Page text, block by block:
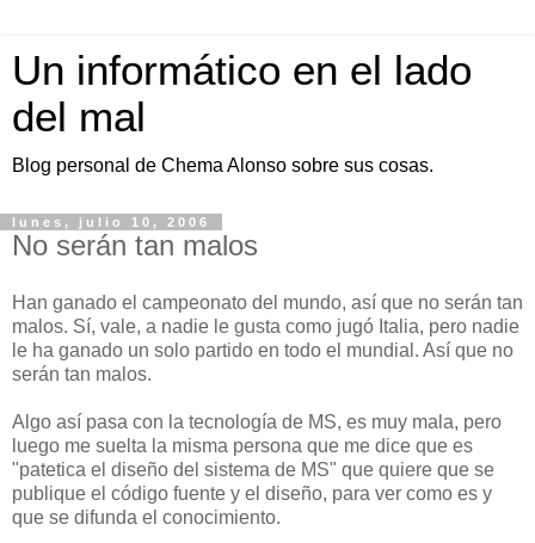
Un informático en el lado
del mal
Blog personal de Chema Alonso sobre sus cosas.
lunes, julio 10, 2006
No serán tan malos
Han ganado el campeonato del mundo, así que no serán tan
malos. Sí, vale, a nadie le gusta como jugó Italia, pero nadie
le ha ganado un solo partido en todo el mundial. Así que no
serán tan malos.
Algo así pasa con la tecnología de MS, es muy mala, pero
luego me suelta la misma persona que me dice que es
"patetica el diseño del sistema de MS" que quiere que se
publique el código fuente y el diseño, para ver como es y
que se difunda el conocimiento.